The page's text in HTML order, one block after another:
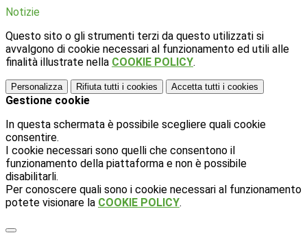
Notizie
Questo sito o gli strumenti terzi da questo utilizzati si
avvalgono di cookie necessari al funzionamento ed utili alle
finalità illustrate nella COOKIE POLICY.
Personalizza Rifiuta tutti i cookies Accetta tutti i cookies
Gestione cookie
In questa schermata è possibile scegliere quali cookie
consentire.
I cookie necessari sono quelli che consentono il
funzionamento della piattaforma e non è possibile
disabilitarli.
Per conoscere quali sono i cookie necessari al funzionamento
potete visionare la COOKIE POLICY.